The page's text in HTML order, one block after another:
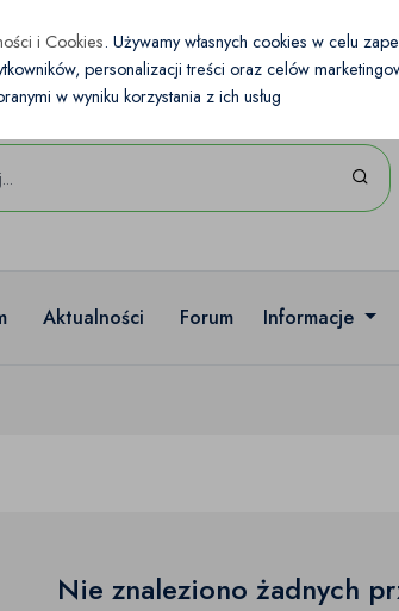
Aktualności Forum Informacje
Nie znaleziono żadnych
i Cookies. Używamy własnych cookies w celu
personalizacji treści oraz celów
w wyniku korzystania z ich usług